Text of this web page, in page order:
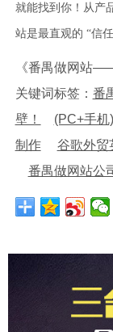
就能找到你！从产
站是最直观的 “信
《番禺做网站
关键词标签： 番
壁！
(PC+手
制作
谷歌外贸
番禺做网站公